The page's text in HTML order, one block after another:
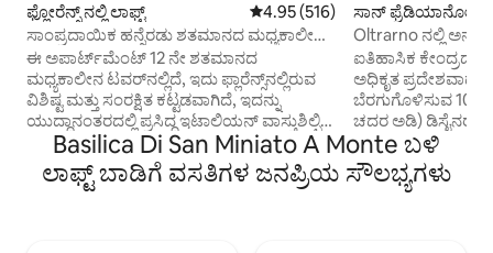
ಫ್ಲೋರೆನ್ಸ್ ನಲ್ಲಿ ಲಾಫ್ಟ್ 5 ರಲ್ಲಿ 4.95 ಸರಾಸರಿ ರೇಟಿಂಗ್, 516
4.95 (516)
ಸಾಂಪ್ರದಾಯಿಕ ಹನ್ನೆರಡು ಶತಮಾನದ ಮಧ್ಯಕಾಲೀನ
ಟವರ್ ಲಾಫ್ಟ್
ಈ ಅಪಾರ್ಟ್‌ಮೆಂಟ್ 12 ನೇ ಶತಮಾನದ
ಮಧ್ಯಕಾಲೀನ ಟವರ್‌ನಲ್ಲಿದೆ, ಇದು ಫ್ಲಾರೆನ್ಸ್‌ನಲ್ಲಿರುವ
ವಿಶಿಷ್ಟ ಮತ್ತು ಸಂರಕ್ಷಿತ ಕಟ್ಟಡವಾಗಿದೆ, ಇದನ್ನು
ಯುದ್ಧಾನಂತರದಲ್ಲಿ ಪ್ರಸಿದ್ಧ ಇಟಾಲಿಯನ್ ವಾಸ್ತುಶಿಲ್ಪಿ
ಜಿಯೊವನ್ನಿ ಮೈಕೆಲುಚಿ ನವೀಕರಿಸಿದ್ದಾರೆ ಮತ್ತು ಇತ್ತೀಚೆಗೆ
ಫ್ಲಾರೆಂಟೈನ್‌ನ ಉನ್ನತ ವಾಸ್ತುಶಿಲ್ಪಿ ಲುಯಿಗಿ ಫ್ರಾಗೋಲಾ
ಅವರು ನವೀಕರಿಸಿದ್ದಾರೆ. ಇದು 4 ಜನರಿಗೆ ಅವಕಾಶ
ಸಾನ್ ಫ್ರೆಡಿಯಾನೋ
Oltrarno ನಲ್ಲಿ
ಫ್ಲಾಟ್
ಐತಿಹಾಸಿಕ ಕೇಂದ್ರದ
ಅಧಿಕೃತ ಪ್ರದೇಶವಾದ
ಬೆರಗುಗೊಳಿಸುವ
ಚದರ ಅಡಿ) ಡಿಸೈನರ್
ಅನುಭವಿಸಿ, ಇತ್ತೀಚೆಗೆ
ಅತ್ಯುತ್ತಮ ನೆರೆಹೊರೆ"
ಆದರ್ಶ ರಿಟ್ರೀಟ್ ರೈಲು
Basilica Di San Miniato A Monte ಬಳಿ
ಲಾಫ್ಟ್ ಬಾಡಿಗೆ ವಸತಿಗಳ ಜನಪ್ರಿಯ ಸೌಲಭ್ಯಗಳು